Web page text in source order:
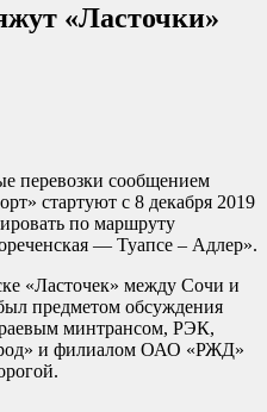
«Ласточки»
перевозки сообщением
стартуют с 8 декабря 2019
по маршруту
— Туапсе – Адлер».
«Ласточек» между Сочи и
предметом обсуждения
минтрансом, РЭК,
и филиалом ОАО «РЖД»